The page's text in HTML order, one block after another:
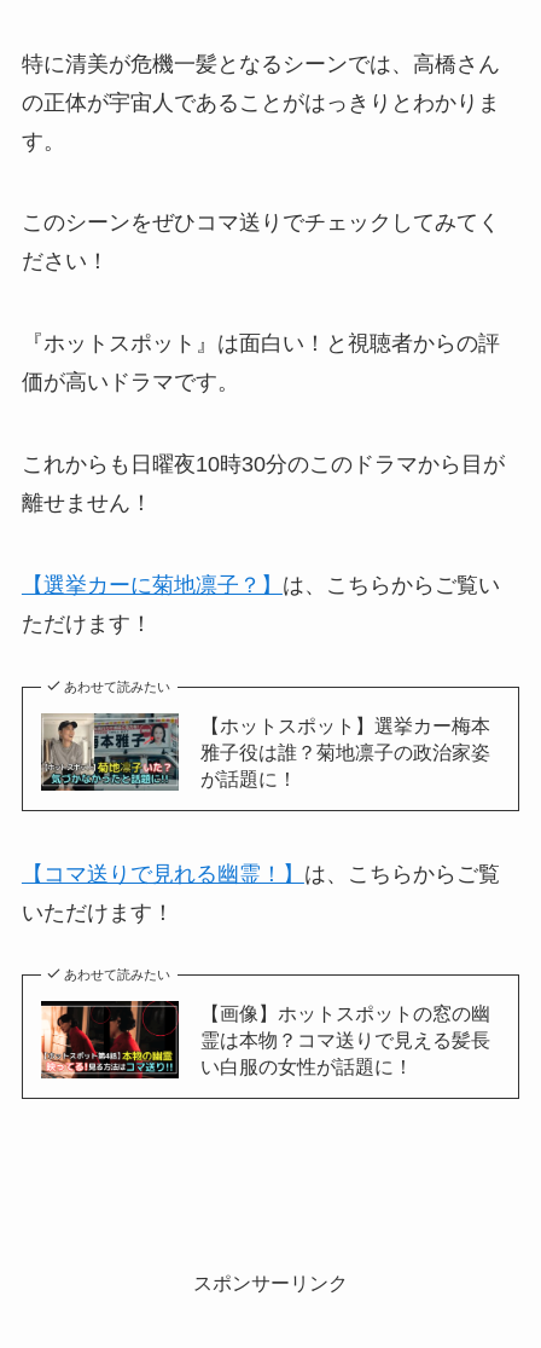
特に清美が危機一髪となるシーンでは、高橋さん
の正体が宇宙人であることがはっきりとわかりま
す。
このシーンをぜひコマ送りでチェックしてみてく
ださい！
『ホットスポット』は面白い！と視聴者からの評
価が高いドラマです。
これからも日曜夜10時30分のこのドラマから目が
離せません！
【選挙カーに菊地凛子？】 は、こちらからご覧い
ただけます！
あわせて読みたい
【ホットスポット】選挙カー梅本
雅子役は誰？菊地凛子の政治家姿
が話題に！
【コマ送りで見れる幽霊！】 は、こちらからご覧
いただけます！
あわせて読みたい
【画像】ホットスポットの窓の幽
霊は本物？コマ送りで見える髪長
い白服の女性が話題に！
スポンサーリンク